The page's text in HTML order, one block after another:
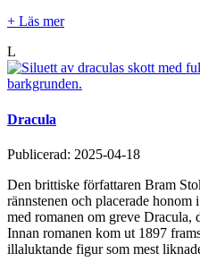
+ Läs mer
L
Dracula
Publicerad: 2025-04-18
Den brittiske författaren Bram
rännstenen och placerade
med romanen om greve Dracula,
Innan romanen kom ut 1897
illaluktande figur som mest